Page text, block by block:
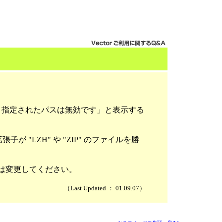
定されたパスは無効です」と表示する
張子が "LZH" や "ZIP" のファイルを勝
更してください。
（Last Updated ： 01.09.07）